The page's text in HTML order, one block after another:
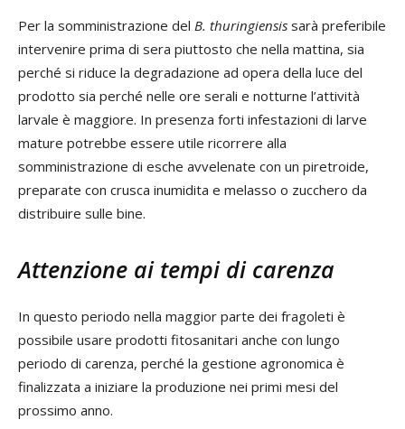
Per la somministrazione del B. thuringiensis sarà preferibile
intervenire prima di sera piuttosto che nella mattina, sia
perché si riduce la degradazione ad opera della luce del
prodotto sia perché nelle ore serali e notturne l’attività
larvale è maggiore. In presenza forti infestazioni di larve
mature potrebbe essere utile ricorrere alla
somministrazione di esche avvelenate con un piretroide,
preparate con crusca inumidita e melasso o zucchero da
distribuire sulle bine.
Attenzione ai tempi di carenza
In questo periodo nella maggior parte dei fragoleti è
possibile usare prodotti fitosanitari anche con lungo
periodo di carenza, perché la gestione agronomica è
finalizzata a iniziare la produzione nei primi mesi del
prossimo anno.